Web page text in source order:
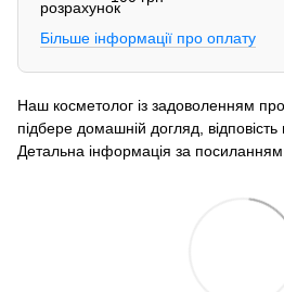
Більше інформації про оплату
Наш косметолог із задоволенням
підбере домашній догляд, відповість
Детальна інформація за